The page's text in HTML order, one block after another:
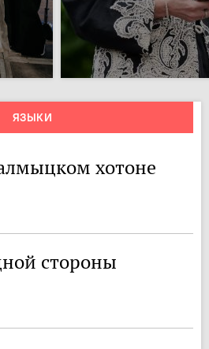
ЯЗЫКИ
хотоне
стороны